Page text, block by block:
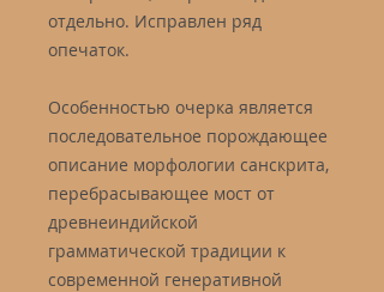
отдельно. Исправлен ряд
опечаток.
Особенностью очерка является
последовательное порождающее
описание морфологии санскрита,
перебрасывающее мост от
древнеиндийской
грамматической традиции к
современной генеративной